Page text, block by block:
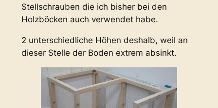
Stellschrauben die ich bisher bei den
Holzböcken auch verwendet habe.
2 unterschiedliche Höhen deshalb, weil an
dieser Stelle der Boden extrem absinkt.